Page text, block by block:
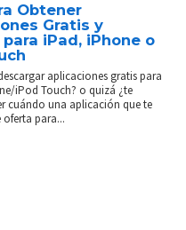
Obtener
Gratis y
iPad, iPhone o
aplicaciones gratis para
iPod Touch? o quizá ¿te
cuándo una aplicación que te
oferta para...